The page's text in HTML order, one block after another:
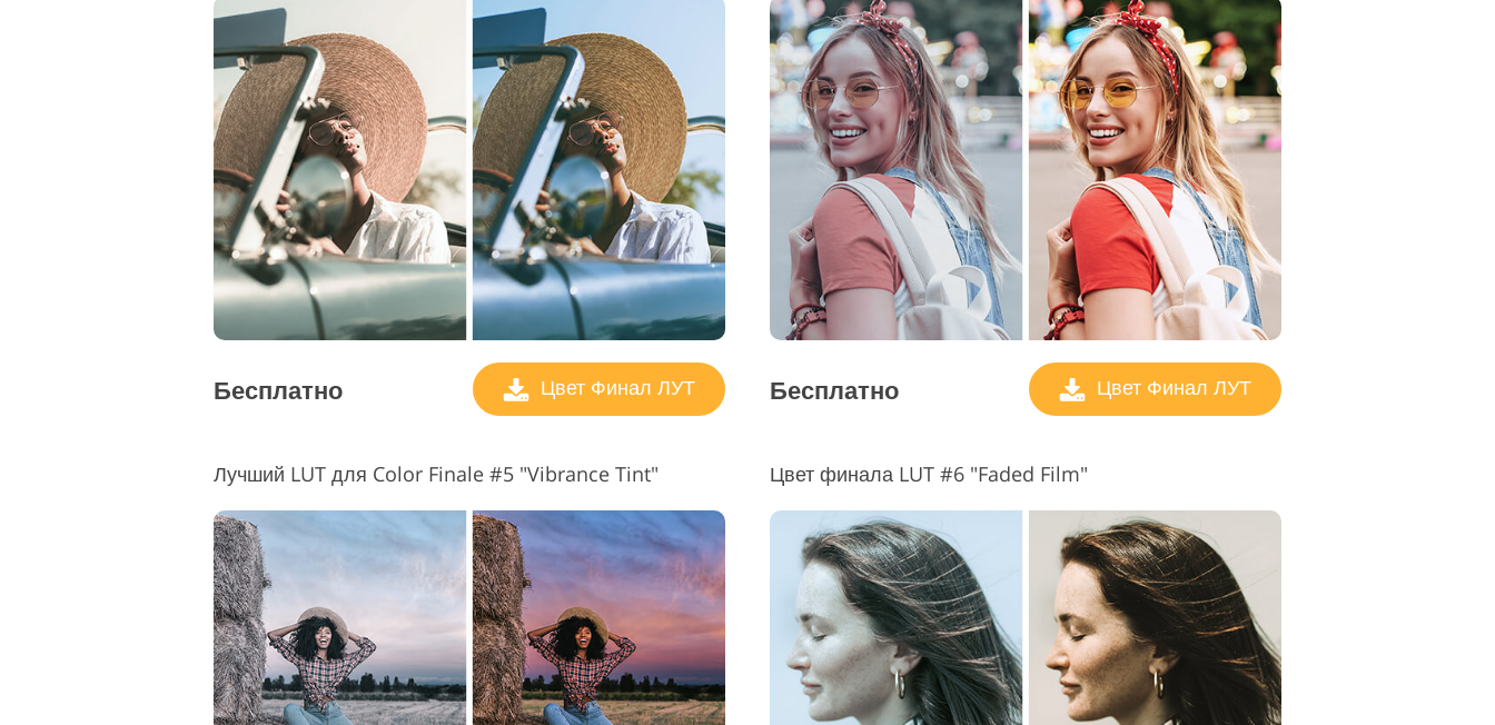
Бесплатно Цвет Финал ЛУТ Бесплатно Цвет Финал ЛУТ
Лучший LUT для Color Finale #5 "Vibrance Tint" Цвет финала LUT #6 "Faded Film"